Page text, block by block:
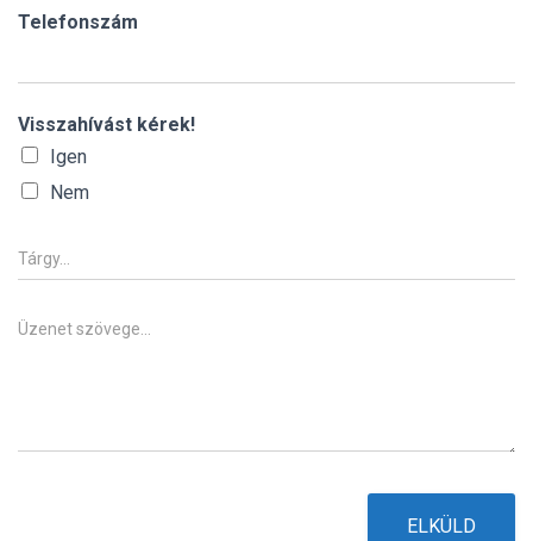
*
Telefonszám
Visszahívást kérek!
Igen
Nem
T
á
g
y
Ü
ELKÜLD